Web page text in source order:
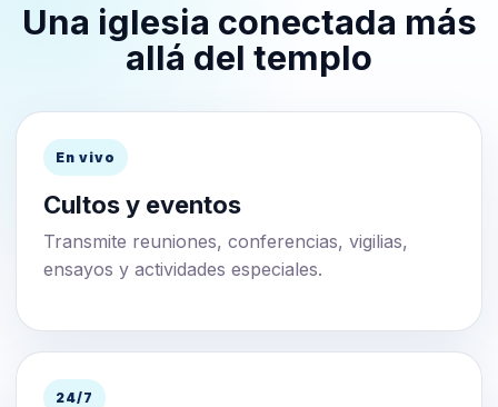
Una iglesia conectada más
allá del templo
En vivo
Cultos y eventos
Transmite reuniones, conferencias, vigilias,
ensayos y actividades especiales.
24/7